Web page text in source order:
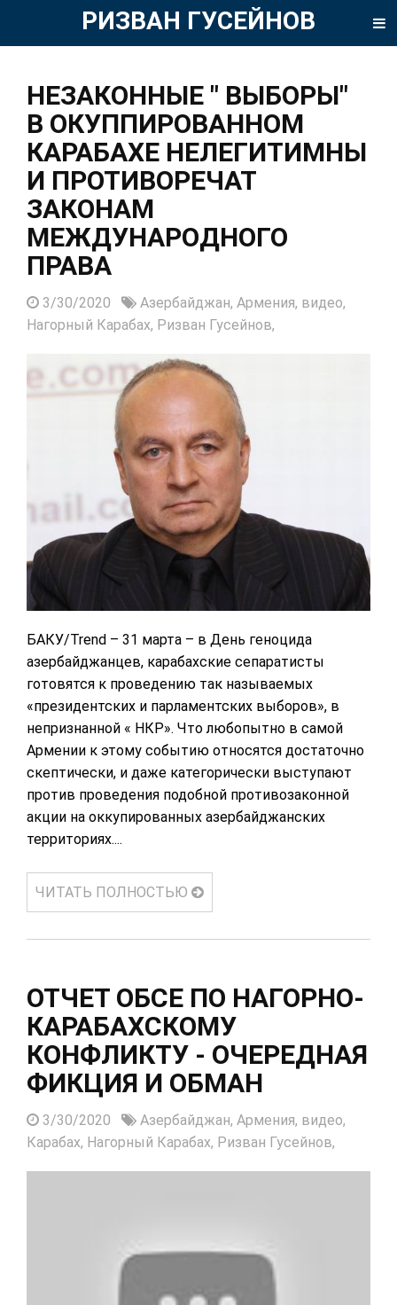
РИЗВАН ГУСЕЙНОВ
НЕЗАКОННЫЕ " ВЫБОРЫ"
В ОКУППИРОВАННОМ
КАРАБАХЕ НЕЛЕГИТИМНЫ
И ПРОТИВОРЕЧАТ
ЗАКОНАМ
МЕЖДУНАРОДНОГО
ПРАВА
3/30/2020 Азербайджан, Армения, видео,
Нагорный Карабах, Ризван Гусейнов,
БАКУ/Trend – 31 марта – в День геноцида
азербайджанцев, карабахские сепаратисты
готовятся к проведению так называемых
«президентских и парламентских выборов», в
непризнанной « НКР». Что любопытно в самой
Армении к этому событию относятся достаточно
скептически, и даже категорически выступают
против проведения подобной противозаконной
акции на оккупированных азербайджанских
территориях....
ЧИТАТЬ ПОЛНОСТЬЮ
ОТЧЕТ ОБСЕ ПО НАГОРНО-
КАРАБАХСКОМУ
КОНФЛИКТУ - ОЧЕРЕДНАЯ
ФИКЦИЯ И ОБМАН
3/30/2020 Азербайджан, Армения, видео,
Карабах, Нагорный Карабах, Ризван Гусейнов,